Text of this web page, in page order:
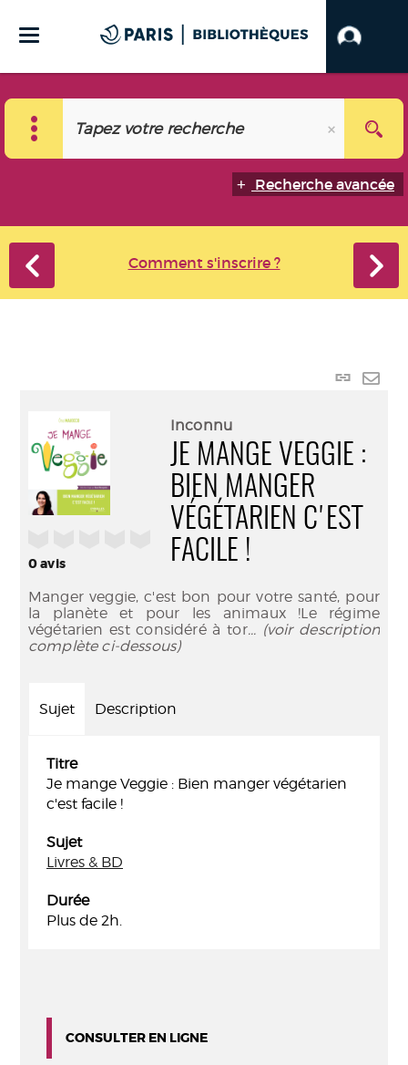
Recherche avancée
Comment s'inscrire ?
Lien
0avis
Inconnu
JE MANGE VEGGIE :
BIEN MANGER
VÉGÉTARIEN C'EST
FACILE !
Manger veggie, c'est bon pour votre santé, pour
la planète et pour les animaux !Le régime
végétarien est considéré à tor... (voir description
complète ci-dessous)
Sujet Description
Titre
Je mange Veggie : Bien manger végétarien
c'est facile !
Sujet
Livres & BD
Durée
Plus de 2h.
CONSULTER EN LIGNE